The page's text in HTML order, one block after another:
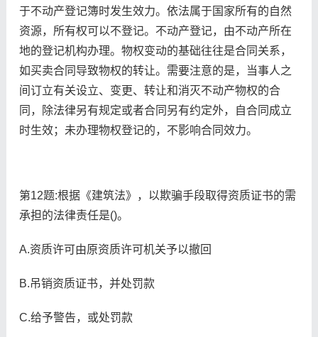
于不动产登记簿时发生效力。依法属于国家所有的自然
资源，所有权可以不登记。不动产登记，由不动产所在
地的登记机构办理。物权变动的基础往往是合同关系，
如买卖合同导致物权的转让。需要注意的是，当事人之
间订立有关设立、变更、转让和消灭不动产物权的合
同，除法律另有规定或者合同另有约定外，自合同成立
时生效；未办理物权登记的，不影响合同效力。
第12题:根据《建筑法》，以欺骗手段取得资质证书的需
承担的法律责任是()。
A.资质许可由原资质许可机关予以撤回
B.吊销资质证书，并处罚款
C.给予警告，或处罚款